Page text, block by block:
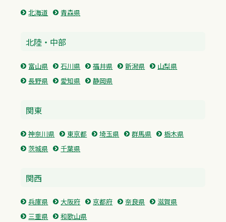
北海道 青森県
北陸・中部
富山県 石川県 福井県 新潟県
山梨県
長野県
愛知県 静岡県
関東
神奈川県 東京都 埼玉県 群馬県
栃木県
茨城県
千葉県
関西
兵庫県 大阪府 京都府 奈良県
滋賀県
三重県
和歌山県